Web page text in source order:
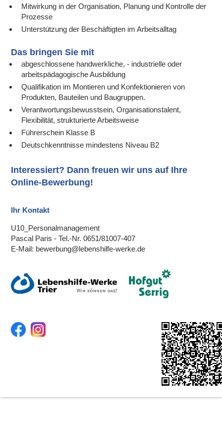
Mitwirkung in der Organisation, Planung und Kontrolle der
Prozesse
Unterstützung der Beschäftigten im Arbeitsalltag
Das bringen Sie mit
abgeschlossene handwerkliche, - industrielle oder
arbeitspädagogische Ausbildung
Qualifikation im Montieren und Konfektionieren von
Produkten, Bauteilen und Baugruppen.
Verantwortungsbewusstsein, Organisationstalent,
Flexibilität, strukturierte Arbeitsweise
Führerschein Klasse B
Deutschkenntnisse mindestens Niveau B2
Interessiert? Dann freuen wir uns auf Ihre
Online-Bewerbung!
Ihr Kontakt
U10_Personalmanagement
Pascal Paris - Tel.-Nr. 0651/81007-407
E-Mail: bewerbung@lebenshilfe-werke.de